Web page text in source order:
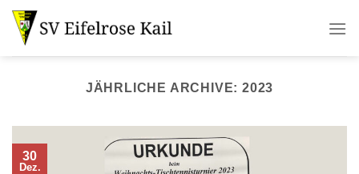
Zum
Inhalt
springen
JÄHRLICHE ARCHIVE: 2023
30
Dez.